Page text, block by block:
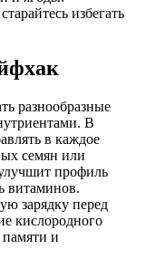
избегать
разнообразные
В
в каждое
семян или
профиль
витаминов.
зарядку перед
кислородного
и